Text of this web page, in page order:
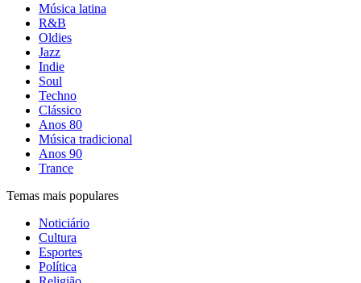
Música latina
R&B
Oldies
Jazz
Indie
Soul
Techno
Clássico
Anos 80
Música tradicional
Anos 90
Trance
Temas mais populares
Noticiário
Cultura
Esportes
Política